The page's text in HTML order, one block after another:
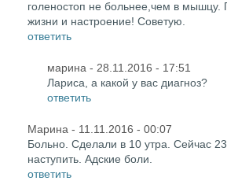
голеностоп не больнее,чем в мышцу.
жизни и настроение! Советую.
ответить
марина - 28.11.2016 - 17:51
Лариса, а какой у вас диагноз?
ответить
Марина - 11.11.2016 - 00:07
Больно. Сделали в 10 утра. Сейчас
наступить. Адские боли.
ответить